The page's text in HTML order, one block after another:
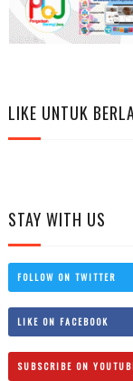
LIKE UNTUK
STAY WITH US
FOLLOW ON TWITTER
LIKE ON FACEBOOK
SUBSCRIBE ON